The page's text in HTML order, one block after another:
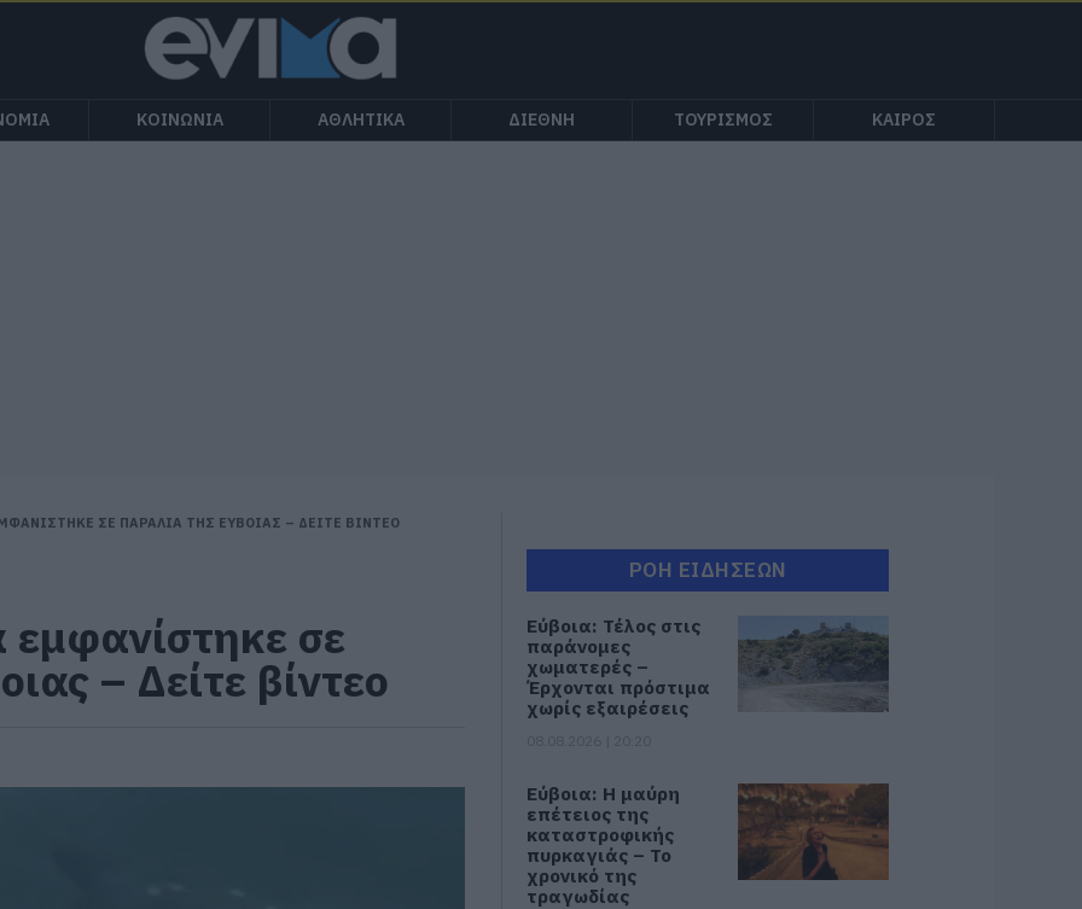
ΚΟΙΝΩΝΙΑ ΑΘΛΗΤΙΚΑ ΔΙΕΘΝΗ ΤΟΥΡΙΣΜΟΣ ΚΑΙΡΟΣ
ΣΕ ΠΑΡΑΛΙΑ ΤΗΣ ΕΥΒΟΙΑΣ – ΔΕΙΤΕ ΒΙΝΤΕΟ
σε
– Δείτε βίντεο
ΡΟΗ ΕΙΔΗΣΕΩΝ
Εύβοια: Τέλος στις
παράνομες
χωματερές –
Έρχονται πρόστιμα
χωρίς εξαιρέσεις
Εύβοια: Η μαύρη
επέτειος της
καταστροφικής
πυρκαγιάς – Το
χρονικό της
τραγωδίας